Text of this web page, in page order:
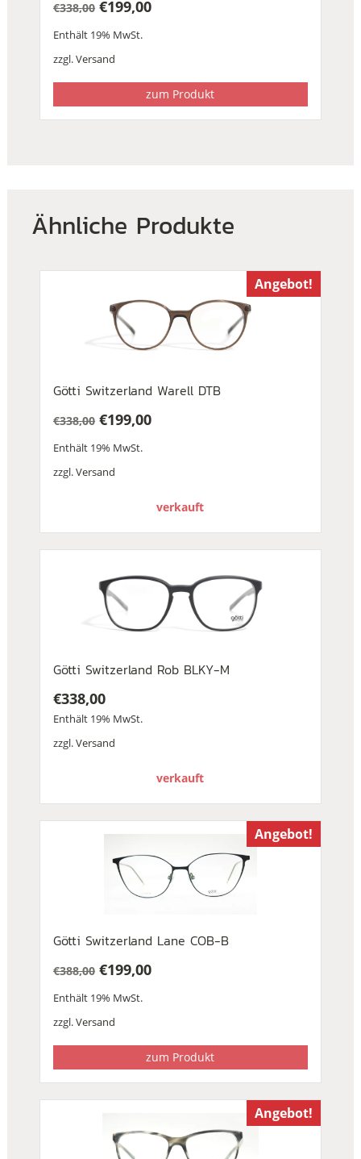
€338,00
Preis
war:
€199,00
Preis
ist:
Enthält 19% MwSt.
zzgl.Versand
zum Produkt
Ähnliche Produkte
Angebot!
Götti Switzerland Warell DTB
€338,00
Preis
war:
€199,00
Preis
ist:
Enthält 19% MwSt.
zzgl.Versand
verkauft
Götti Switzerland Rob BLKY-M
€338,00
Enthält 19% MwSt.
zzgl.Versand
verkauft
Angebot!
Götti Switzerland Lane COB-B
€388,00
Preis
war:
€199,00
Preis
ist:
Enthält 19% MwSt.
zzgl.Versand
zum Produkt
Angebot!